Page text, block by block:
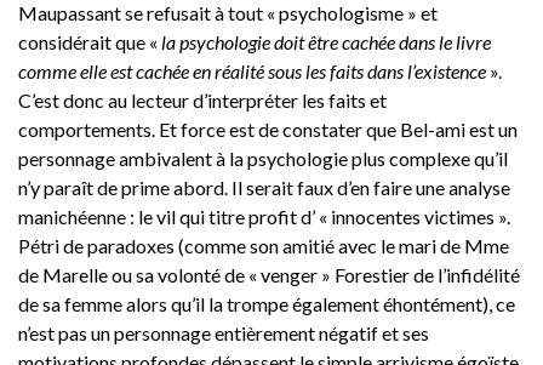
Maupassant se refusait à tout « psychologisme » et
considérait que « la psychologie doit être cachée dans le livre
comme elle est cachée en réalité sous les faits dans l’existence ».
C’est donc au lecteur d’interpréter les faits et
comportements. Et force est de constater que Bel-ami est un
personnage ambivalent à la psychologie plus complexe qu’il
n’y paraît de prime abord. Il serait faux d’en faire une analyse
manichéenne : le vil qui titre profit d’ « innocentes victimes ».
Pétri de paradoxes (comme son amitié avec le mari de Mme
de Marelle ou sa volonté de « venger » Forestier de l’infidélité
de sa femme alors qu’il la trompe également éhontément), ce
n’est pas un personnage entièrement négatif et ses